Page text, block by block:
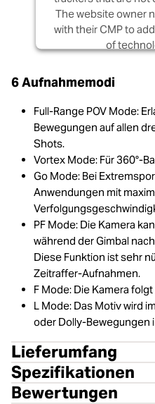
The website owner
with their CMP to
of
6 Aufnahmemodi
Full-Range POV Mode:
Bewegungen auf allen
Shots.
Vortex Mode: Für 360°-
Go Mode: Bei
Anwendungen mit
PF Mode: Die Kamera
während der Gimbal
Diese Funktion ist sehr
Zeitraffer-Aufnahmen.
F Mode: Die Kamera
L Mode: Das Motiv wird
oder Dolly-Bewegungen
Lieferumfang
Spezifikationen
Bewertungen